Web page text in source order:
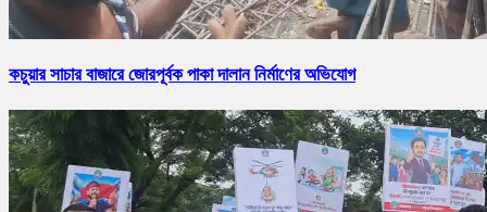
কচুয়ার সাচার বাজারে জোরপূর্বক পাকা দালান নির্মাণের অভিযোগ